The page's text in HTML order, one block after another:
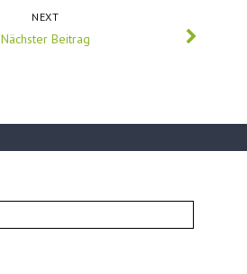
NEXT
Nächster Beitrag